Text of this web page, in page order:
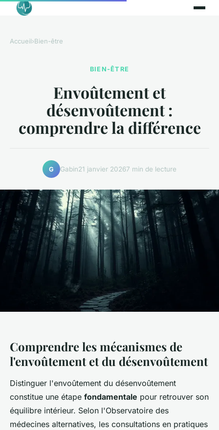
Accueil›Bien-être
BIEN-ÊTRE
Envoûtement et
désenvoûtement :
comprendre la différence
G Gabin21 janvier 20267 min de lecture
Comprendre les mécanismes de
l'envoûtement et du désenvoûtement
Distinguer l'envoûtement du désenvoûtement
constitue une étape fondamentale pour retrouver son
équilibre intérieur. Selon l'Observatoire des
médecines alternatives, les consultations en pratiques